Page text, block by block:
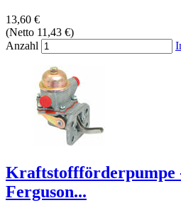
13,60 €
(Netto 11,43 €)
Anzahl
Kraftstoffförderpumpe
Ferguson...